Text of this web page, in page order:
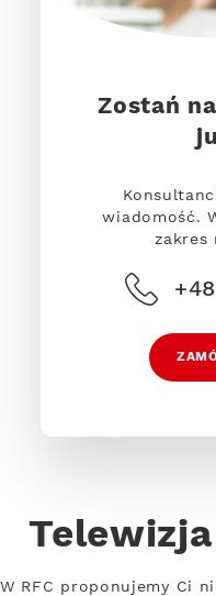
Zostań
wiadomość.
zakres
W RFC proponujemy Ci